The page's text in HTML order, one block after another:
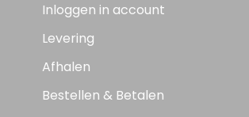
Inloggen in account
Levering
Afhalen
Bestellen & Betalen